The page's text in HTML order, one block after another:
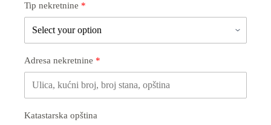
Tip nekretnine
Adresa nekretnine
Katastarska opština